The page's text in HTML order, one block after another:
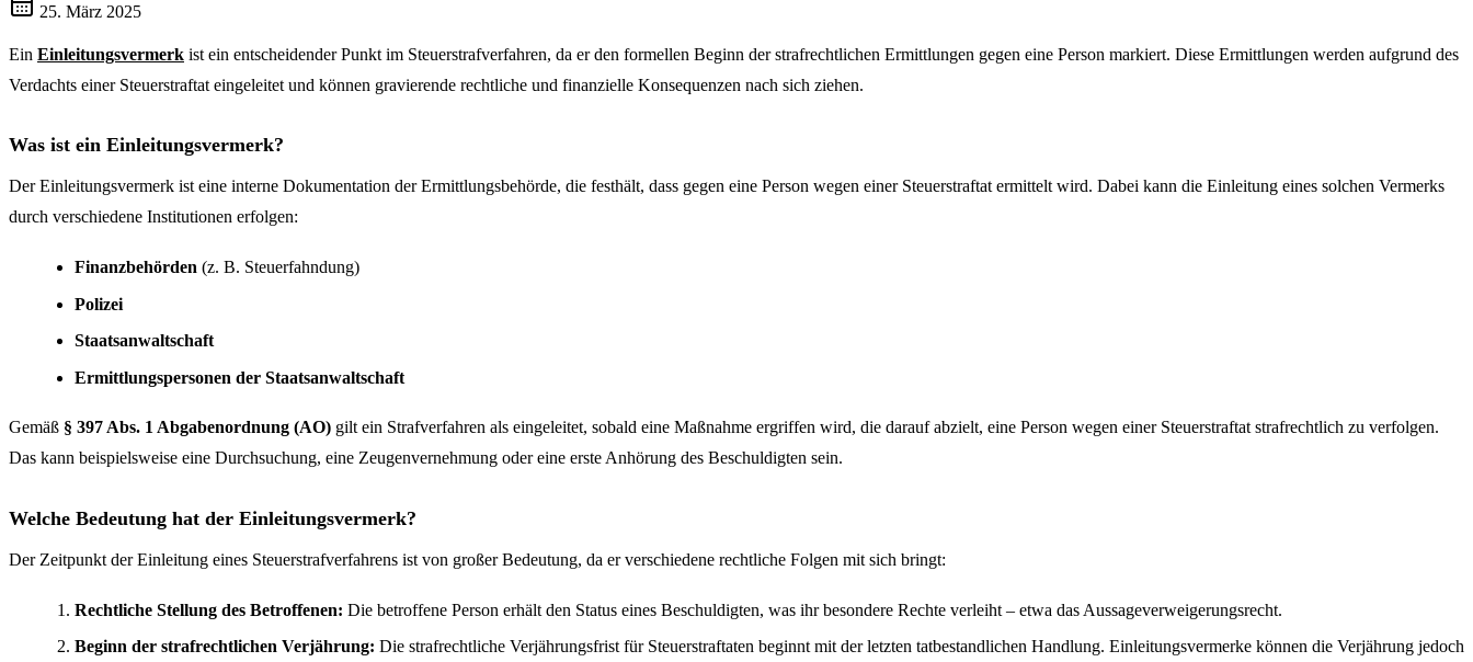
25. März 2025
Ein Einleitungsvermerk ist ein entscheidender Punkt im Steuerstrafverfahren, da er den formellen Beginn der strafrechtlichen Ermittlungen gegen eine Person markiert. Diese Ermittlungen werden aufgrund des
Verdachts einer Steuerstraftat eingeleitet und können gravierende rechtliche und finanzielle Konsequenzen nach sich ziehen.
Was ist ein Einleitungsvermerk?
Der Einleitungsvermerk ist eine interne Dokumentation der Ermittlungsbehörde, die festhält, dass gegen eine Person wegen einer Steuerstraftat ermittelt wird. Dabei kann die Einleitung eines solchen Vermerks
durch verschiedene Institutionen erfolgen:
Finanzbehörden (z. B. Steuerfahndung)
Polizei
Staatsanwaltschaft
Ermittlungspersonen der Staatsanwaltschaft
Gemäß § 397 Abs. 1 Abgabenordnung (AO) gilt ein Strafverfahren als eingeleitet, sobald eine Maßnahme ergriffen wird, die darauf abzielt, eine Person wegen einer Steuerstraftat strafrechtlich zu verfolgen.
Das kann beispielsweise eine Durchsuchung, eine Zeugenvernehmung oder eine erste Anhörung des Beschuldigten sein.
Welche Bedeutung hat der Einleitungsvermerk?
Der Zeitpunkt der Einleitung eines Steuerstrafverfahrens ist von großer Bedeutung, da er verschiedene rechtliche Folgen mit sich bringt:
Rechtliche Stellung des Betroffenen: Die betroffene Person erhält den Status eines Beschuldigten, was ihr besondere Rechte verleiht – etwa das Aussageverweigerungsrecht.
Beginn der strafrechtlichen Verjährung: Die strafrechtliche Verjährungsfrist für Steuerstraftaten beginnt mit der letzten tatbestandlichen Handlung. Einleitungsvermerke können die Verjährung jedoch